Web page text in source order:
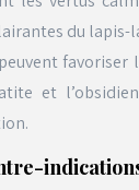
du lapis-
favoriser
et